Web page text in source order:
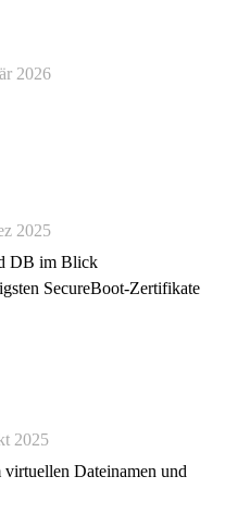
2026
2025
DB im Blick
SecureBoot-Zertifikate
2025
Dateinamen und